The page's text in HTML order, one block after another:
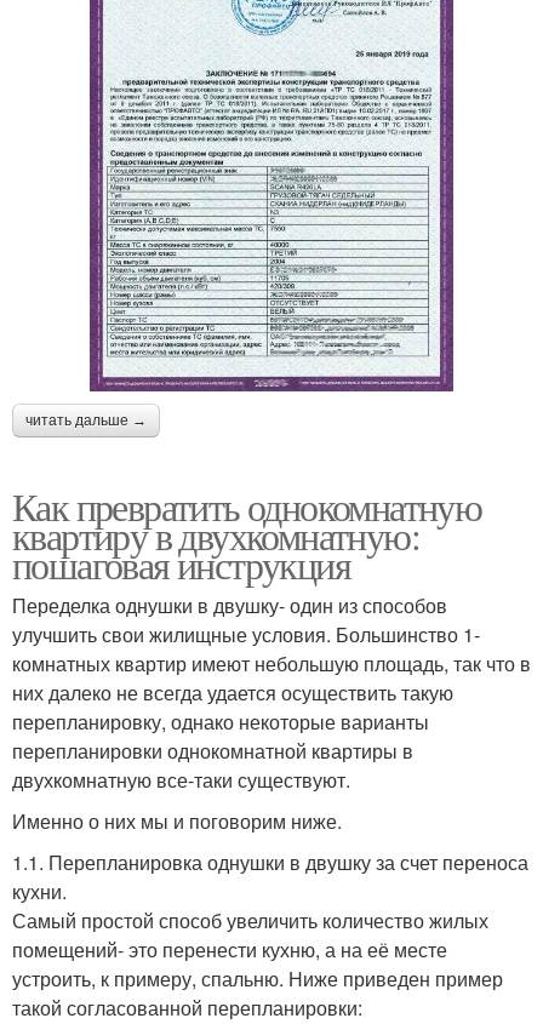
читать дальше →
Как превратить однокомнатную
квартиру в двухкомнатную:
пошаговая инструкция
Переделка однушки в двушку- один из способов
улучшить свои жилищные условия. Большинство 1-
комнатных квартир имеют небольшую площадь, так что в
них далеко не всегда удается осуществить такую
перепланировку, однако некоторые варианты
перепланировки однокомнатной квартиры в
двухкомнатную все-таки существуют.
Именно о них мы и поговорим ниже.
1.1. Перепланировка однушки в двушку за счет переноса
кухни.
Самый простой способ увеличить количество жилых
помещений- это перенести кухню, а на её месте
устроить, к примеру, спальню. Ниже приведен пример
такой согласованной перепланировки: